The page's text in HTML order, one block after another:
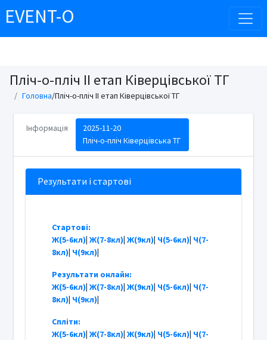
EVENT-O
Пліч-о-пліч ІІ етап Ківерцівської ТГ
Головна/Пліч-о-пліч ІІ етап Ківерцівської ТГ
Інформація
2025-11-20
Пліч-о-пліч Ківерцівська ТГ
Результати і стартові
Стартові:
Ж(5-6кл)| Ж(7-8кл)| Ж(9кл)| Ч(5-6кл)| Ч(7-
8кл)| Ч(9кл)|
Результати онлайн:
Ж(5-6кл)| Ж(7-8кл)| Ж(9кл)| Ч(5-6кл)| Ч(7-
8кл)| Ч(9кл)|
Спліти:
Ж(5-6кл)| Ж(7-8кл)| Ж(9кл)| Ч(5-6кл)| Ч(7-